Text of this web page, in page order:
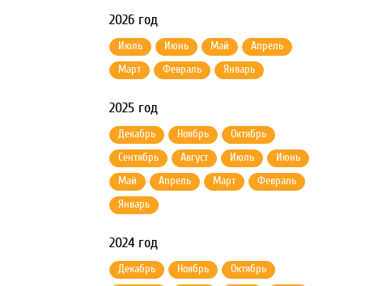
2026 год
Июль Июнь Май
Апрель
Март
Февраль Январь
2025 год
Декабрь Ноябрь
Октябрь
Сентябрь
Август Июль
Июнь
Май
Апрель Март
Февраль
Январь
2024 год
Декабрь Ноябрь
Октябрь